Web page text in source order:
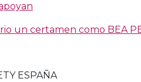
un certamen como BEA
ESPAÑA